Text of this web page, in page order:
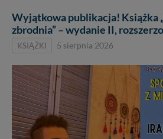
Wyjątkowa publikacja! Książka
zbrodnia” – wydanie II,
KSIĄŻKI 5 sierpnia 2026